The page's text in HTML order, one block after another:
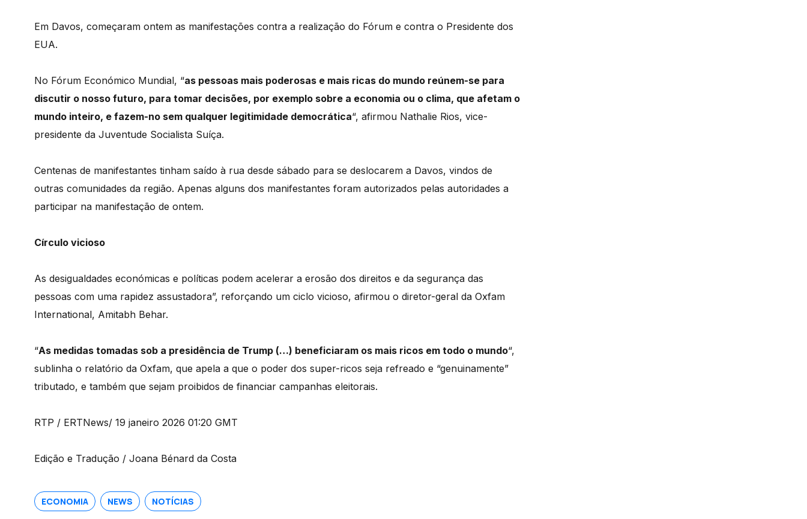
Em Davos, começaram ontem as manifestações contra a realização do Fórum e contra o Presidente dos
EUA.
No Fórum Económico Mundial, “as pessoas mais poderosas e mais ricas do mundo reúnem-se para
discutir o nosso futuro, para tomar decisões, por exemplo sobre a economia ou o clima, que afetam o
mundo inteiro, e fazem-no sem qualquer legitimidade democrática“, afirmou Nathalie Rios, vice-
presidente da Juventude Socialista Suíça.
Centenas de manifestantes tinham saído à rua desde sábado para se deslocarem a Davos, vindos de
outras comunidades da região. Apenas alguns dos manifestantes foram autorizados pelas autoridades a
participar na manifestação de ontem.
Círculo vicioso
As desigualdades económicas e políticas podem acelerar a erosão dos direitos e da segurança das
pessoas com uma rapidez assustadora”, reforçando um ciclo vicioso, afirmou o diretor-geral da Oxfam
International, Amitabh Behar.
“As medidas tomadas sob a presidência de Trump (…) beneficiaram os mais ricos em todo o mundo“,
sublinha o relatório da Oxfam, que apela a que o poder dos super-ricos seja refreado e “genuinamente”
tributado, e também que sejam proibidos de financiar campanhas eleitorais.
RTP / ERTNews/ 19 janeiro 2026 01:20 GMT
Edição e Tradução / Joana Bénard da Costa
ECONOMIA NEWS NOTÍCIAS